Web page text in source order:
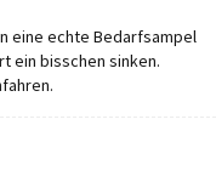
eine echte Bedarfsampel
ein bisschen sinken.